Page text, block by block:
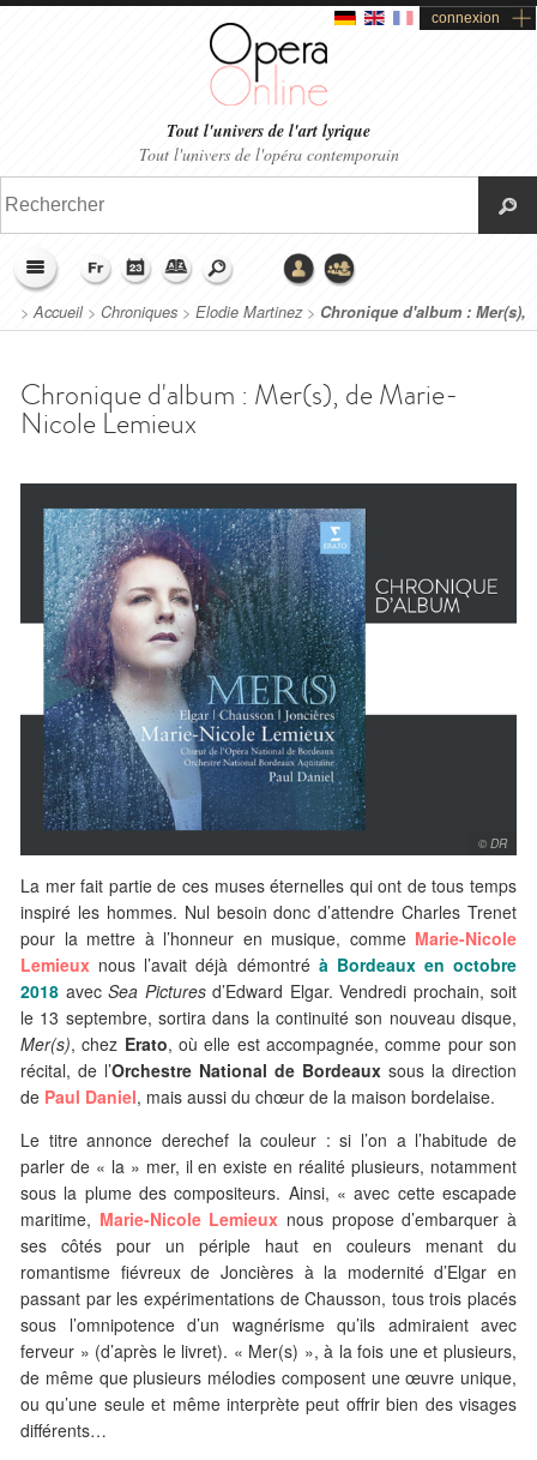
connexion
Tout l'univers de l'art lyrique
Tout l'univers de l'opéra contemporain
>Accueil> Chroniques > Elodie Martinez> Chronique d'album : Mer(s),
de Marie-Nicole Lemieux
Chronique d'album : Mer(s), de Marie-
Nicole Lemieux
© DR
La mer fait partie de ces muses éternelles qui ont de tous temps
inspiré les hommes. Nul besoin donc d’attendre Charles Trenet
pour la mettre à l’honneur en musique, comme Marie-Nicole
Lemieux nous l’avait déjà démontré à Bordeaux en octobre
2018 avec Sea Picturesd’Edward Elgar. Vendredi prochain, soit
le 13 septembre, sortira dans la continuité son nouveau disque,
Mer(s), chez Erato, où elle est accompagnée, comme pour son
récital, de l’Orchestre National de Bordeaux sous la direction
de Paul Daniel, mais aussi du chœur de la maison bordelaise.
Le titre annonce derechef la couleur : si l’on a l’habitude de
parler de « la » mer, il en existe en réalité plusieurs, notamment
sous la plume des compositeurs. Ainsi, « avec cette escapade
maritime, Marie-Nicole Lemieux nous propose d’embarquer à
ses côtés pour un périple haut en couleurs menant du
romantisme fiévreux de Joncières à la modernité d’Elgar en
passant par les expérimentations de Chausson, tous trois placés
sous l’omnipotence d’un wagnérisme qu’ils admiraient avec
ferveur » (d’après le livret). « Mer(s) », à la fois une et plusieurs,
de même que plusieurs mélodies composent une œuvre unique,
ou qu’une seule et même interprète peut offrir bien des visages
différents…